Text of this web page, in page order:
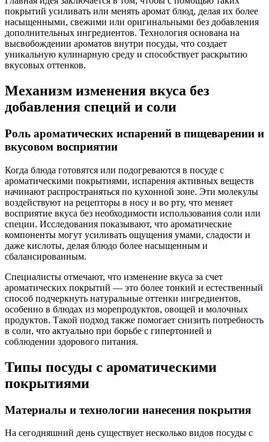
покрытий усиливать или менять аромат блюд, делая их более
насыщенными, свежими или оригинальными без добавления
дополнительных ингредиентов. Технология основана на
высвобождении ароматов внутри посуды, что создает
уникальную кулинарную среду и способствует раскрытию
вкусовых оттенков.
Механизм изменения вкуса без
добавления специй и соли
Роль ароматических испарений в пищеварении и
вкусовом восприятии
Когда блюда готовятся или подогреваются в посуде с
ароматическими покрытиями, испарения активных веществ
начинают распространяться по кухонной зоне. Эти молекулы
воздействуют на рецепторы в носу и во рту, что меняет
восприятие вкуса без необходимости использования соли или
специи. Исследования показывают, что ароматические
компоненты могут усиливать ощущения умами, сладости и
даже кислоты, делая блюдо более насыщенным и
сбалансированным.
Специалисты отмечают, что изменение вкуса за счет
ароматических покрытий — это более тонкий и естественный
способ подчеркнуть натуральные оттенки ингредиентов,
особенно в блюдах из морепродуктов, овощей и молочных
продуктов. Такой подход также помогает снизить потребность
в соли, что актуально при борьбе с гипертонией и
соблюдении здорового питания.
Типы посуды с ароматическими
покрытиями
Материалы и технологии нанесения покрытия
На сегодняшний день существует несколько видов посуды с